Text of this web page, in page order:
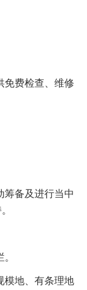
费检查、维修
备及进行当中
地、有条理地